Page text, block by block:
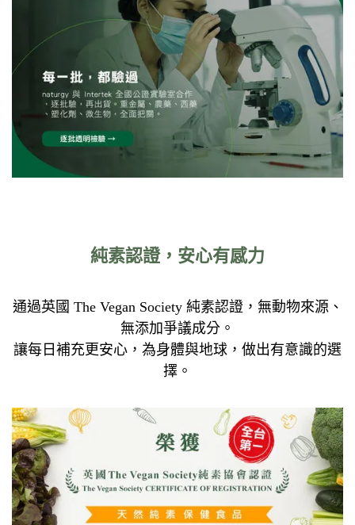
純素認證，安心有感力
通過英國 The Vegan Society 純素認證，無動物來源、
無添加爭議成分。
讓每日補充更安心，為身體與地球，做出有意識的選
擇。